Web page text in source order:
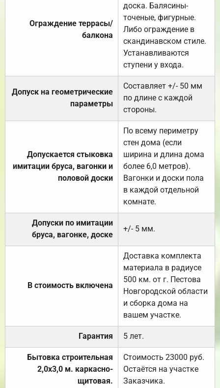
Ограждение террасы/
балкона
доска. Балясины-
точеные, фигурные.
Либо ограждение в
скандинавском стиле.
Устанавливаются
ступени у входа.
Допуск на геометрические
параметры
Составляет +/- 50 мм
по длине с каждой
стороны.
Допускается стыковка
имитации бруса, вагонки и
половой доски
По всему периметру
стен дома (если
ширина и длина дома
более 6,0 метров).
Вагонки и доски пола
в каждой отдельной
комнате.
Допуски по имитации
бруса, вагонке, доске
+/- 5 мм.
В стоимость включена
Доставка комплекта
материала в радиусе
500 км. от г. Пестова
Новгородской области
и сборка дома на
вашем участке.
Гарантия 5 лет.
Бытовка строительная
2,0х3,0 м. каркасно-
щитовая.
Стоимость 23000 руб.
Остаётся на участке
Заказчика.